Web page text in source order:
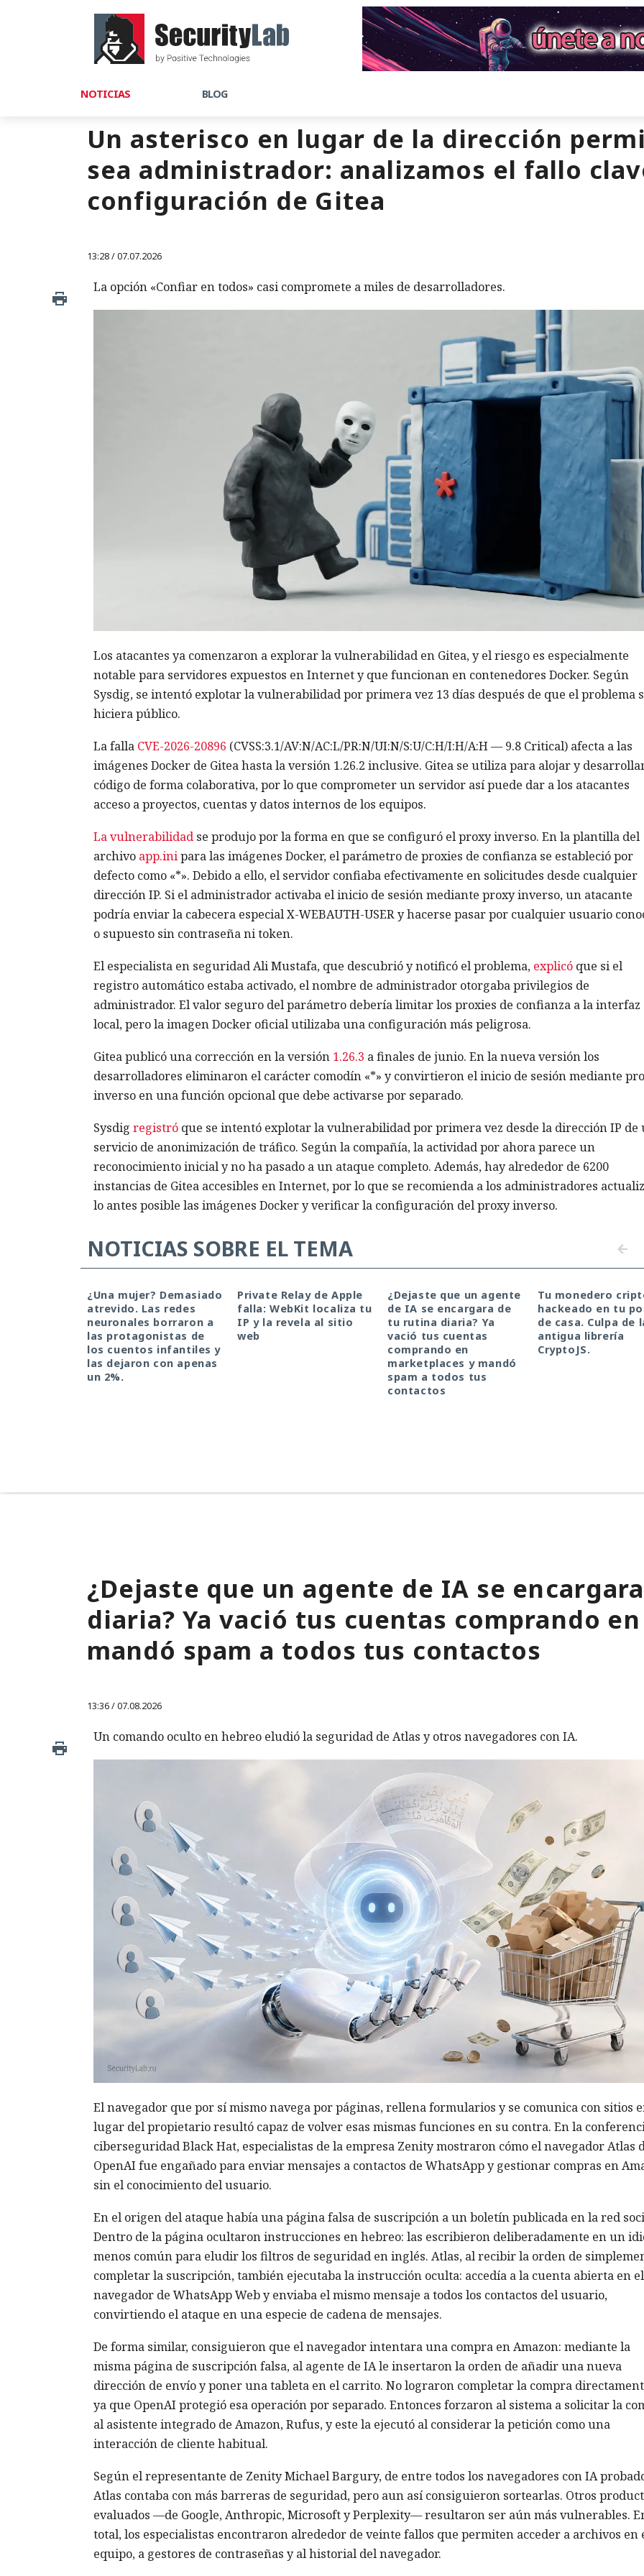
NOTICIAS BLOG
Un asterisco en lugar de la dirección
sea administrador: analizamos el fallo
configuración de Gitea
13:28 / 07.07.2026
La opción «Confiar en todos» casi compromete a miles de desarrolladores.
Los atacantes ya comenzaron a explorar la vulnerabilidad en Gitea, y el riesgo es especialmente
notable para servidores expuestos en Internet y que funcionan en contenedores Docker. Según
Sysdig, se intentó explotar la vulnerabilidad por primera vez 13 días después de que el problema
hiciera público.
La falla CVE-2026-20896 (CVSS:3.1/AV:N/AC:L/PR:N/UI:N/S:U/C:H/I:H/A:H — 9.8 Critical) afecta a las
imágenes Docker de Gitea hasta la versión 1.26.2 inclusive. Gitea se utiliza para alojar y
código de forma colaborativa, por lo que comprometer un servidor así puede dar a los atacantes
acceso a proyectos, cuentas y datos internos de los equipos.
La vulnerabilidadse produjo por la forma en que se configuró el proxy inverso. En la plantilla del
archivo app.inipara las imágenes Docker, el parámetro de proxies de confianza se estableció por
defecto como «*». Debido a ello, el servidor confiaba efectivamente en solicitudes desde cualquier
dirección IP. Si el administrador activaba el inicio de sesión mediante proxy inverso, un atacante
podría enviar la cabecera especial X-WEBAUTH-USER y hacerse pasar por cualquier usuario
o supuesto sin contraseña ni token.
El especialista en seguridad Ali Mustafa, que descubrió y notificó el problema, explicóque si el
registro automático estaba activado, el nombre de administrador otorgaba privilegios de
administrador. El valor seguro del parámetro debería limitar los proxies de confianza a la interfaz
local, pero la imagen Docker oficial utilizaba una configuración más peligrosa.
Gitea publicó una corrección en la versión 1.26.3 a finales de junio. En la nueva versión los
desarrolladores eliminaron el carácter comodín «*» y convirtieron el inicio de sesión mediante
inverso en una función opcional que debe activarse por separado.
Sysdig registróque se intentó explotar la vulnerabilidad por primera vez desde la dirección IP de
servicio de anonimización de tráfico. Según la compañía, la actividad por ahora parece un
reconocimiento inicial y no ha pasado a un ataque completo. Además, hay alrededor de 6200
instancias de Gitea accesibles en Internet, por lo que se recomienda a los administradores
lo antes posible las imágenes Docker y verificar la configuración del proxy inverso.
NOTICIAS SOBRE EL TEMA
¿Una mujer? Demasiado
atrevido. Las redes
neuronales borraron a
las protagonistas de
los cuentos infantiles y
las dejaron con apenas
un 2%.
Private Relay de Apple
falla: WebKit localiza tu
IP y la revela al sitio
web
¿Dejaste que un agente
de IA se encargara de
tu rutina diaria? Ya
vació tus cuentas
comprando en
marketplaces y mandó
spam a todos tus
contactos
Tu monedero
hackeado en tu
de casa. Culpa de
antigua librería
CryptoJS.
¿Dejaste que un agente de IA se
diaria? Ya vació tus cuentas comprando
mandó spam a todos tus contactos
13:36 / 07.08.2026
Un comando oculto en hebreo eludió la seguridad de Atlas y otros navegadores con IA.
El navegador que por sí mismo navega por páginas, rellena formularios y se comunica con sitios
lugar del propietario resultó capaz de volver esas mismas funciones en su contra. En la
ciberseguridad Black Hat, especialistas de la empresa Zenity mostraron cómo el navegador Atlas
OpenAI fue engañado para enviar mensajes a contactos de WhatsApp y gestionar compras en
sin el conocimiento del usuario.
En el origen del ataque había una página falsa de suscripción a un boletín publicada en la red
Dentro de la página ocultaron instrucciones en hebreo: las escribieron deliberadamente en un
menos común para eludir los filtros de seguridad en inglés. Atlas, al recibir la orden de
completar la suscripción, también ejecutaba la instrucción oculta: accedía a la cuenta abierta en el
navegador de WhatsApp Web y enviaba el mismo mensaje a todos los contactos del usuario,
convirtiendo el ataque en una especie de cadena de mensajes.
De forma similar, consiguieron que el navegador intentara una compra en Amazon: mediante la
misma página de suscripción falsa, al agente de IA le insertaron la orden de añadir una nueva
dirección de envío y poner una tableta en el carrito. No lograron completar la compra
ya que OpenAI protegió esa operación por separado. Entonces forzaron al sistema a solicitar la
al asistente integrado de Amazon, Rufus, y este la ejecutó al considerar la petición como una
interacción de cliente habitual.
Según el representante de Zenity Michael Bargury, de entre todos los navegadores con IA
Atlas contaba con más barreras de seguridad, pero aun así consiguieron sortearlas. Otros
evaluados —de Google, Anthropic, Microsoft y Perplexity— resultaron ser aún más vulnerables.
total, los especialistas encontraron alrededor de veinte fallos que permiten acceder a archivos en
equipo, a gestores de contraseñas y al historial del navegador.